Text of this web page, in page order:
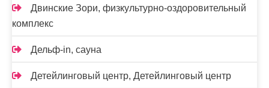
Двинские Зори, физкультурно-оздоровительный
комплекс
Дельф-in, сауна
Детейлинговый центр, Детейлинговый центр